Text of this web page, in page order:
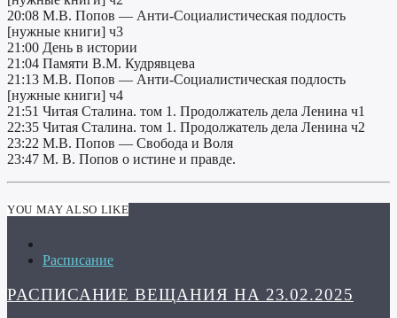
20:08 М.В. Попов — Анти-Социалистическая подлость
[нужные книги] ч3
21:00 День в истории
21:04 Памяти В.М. Кудрявцева
21:13 М.В. Попов — Анти-Социалистическая подлость
[нужные книги] ч4
21:51 Читая Сталина. том 1. Продолжатель дела Ленина ч1
22:35 Читая Сталина. том 1. Продолжатель дела Ленина ч2
23:22 М.В. Попов — Свобода и Воля
23:47 М. В. Попов о истине и правде.
YOU MAY ALSO LIKE
Расписание
РАСПИСАНИЕ ВЕЩАНИЯ НА 23.02.2025